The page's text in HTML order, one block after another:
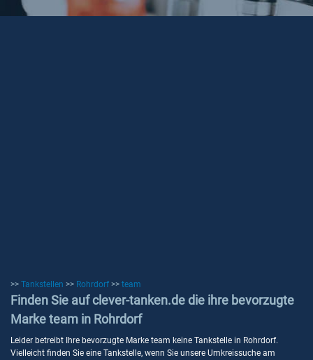
>> Tankstellen >> Rohrdorf >> team
Finden Sie auf clever-tanken.de die ihre bevorzugte
Marke team in Rohrdorf
Leider betreibt Ihre bevorzugte Marke team keine Tankstelle in Rohrdorf.
Vielleicht finden Sie eine Tankstelle, wenn Sie unsere Umkreissuche am